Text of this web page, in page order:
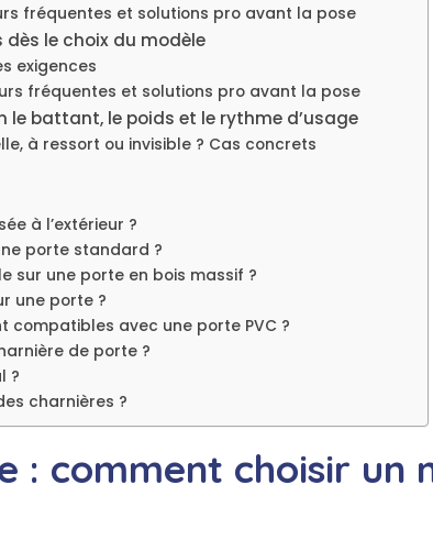
fréquentes et solutions pro avant la pose
dès le choix du modèle
exigences
fréquentes et solutions pro avant la pose
le battant, le poids et le rythme d’usage
à ressort ou invisible ? Cas concrets
à l’extérieur ?
porte standard ?
sur une porte en bois massif ?
une porte ?
compatibles avec une porte PVC ?
de porte ?
?
charnières ?
: comment choisir